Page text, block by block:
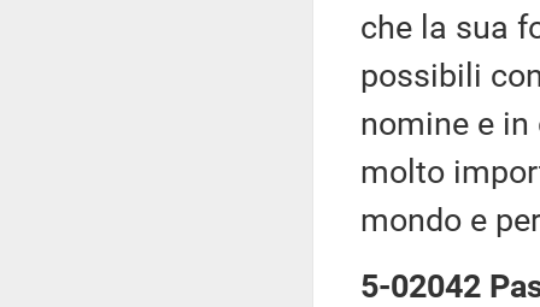
che la sua
possibili
nomine e in
molto
mondo e
5-02042